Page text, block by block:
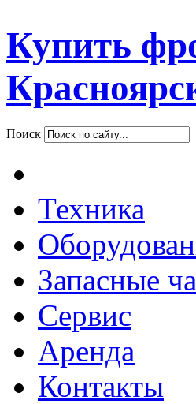
Купить
Поиск
Техника
Запасные
Сервис
Аренда
Контакты